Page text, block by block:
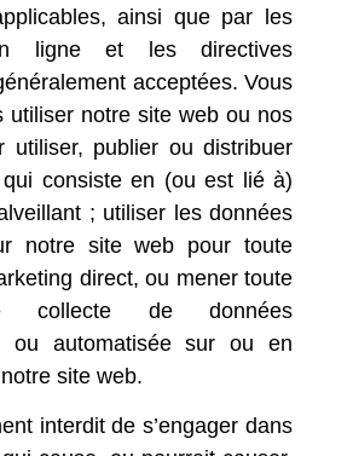
ainsi que par les
ligne et les directives
acceptées. Vous
utiliser notre site web ou nos
utiliser, publier ou distribuer
consiste en (ou est lié à)
; utiliser les données
notre site web pour toute
direct, ou mener toute
collecte de données
ou automatisée sur ou en
site web.
interdit de s’engager dans